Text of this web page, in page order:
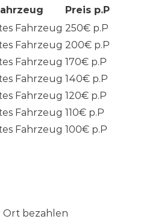
Preis p.P
Fahrzeug 250€ p.P
Fahrzeug 200€ p.P
Fahrzeug 170€ p.P
Fahrzeug 140€ p.P
Fahrzeug 120€ p.P
Fahrzeug 110€ p.P
Fahrzeug 100€ p.P
bezahlen